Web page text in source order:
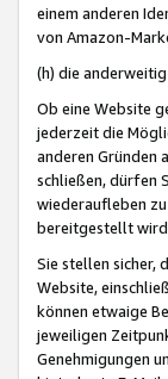
einem anderen
von Amazon-
(h) die
Ob eine Website
jederzeit die
anderen Gründen
schließen, dürfen
wiederaufleben
bereitgestellt
Sie stellen sicher,
Website,
können etwaige
jeweiligen
Genehmigungen